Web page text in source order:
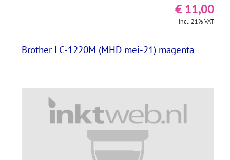
€ 11,00
incl. 21% VAT
Brother LC-1220M (MHD mei-21) magenta